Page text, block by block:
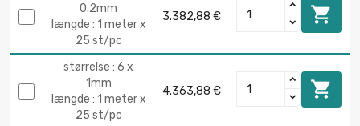
0.2mm
længde : 1 meter x
25 st/pc
3.382,88 € 
størrelse : 6 x
1mm
længde : 1 meter x
25 st/pc
4.363,88 € 